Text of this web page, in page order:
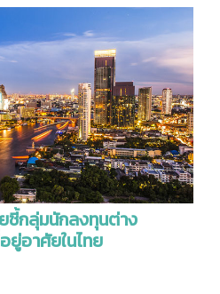
ชี้กลุ่มนักลงทุนต่าง
อาศัยในไทย